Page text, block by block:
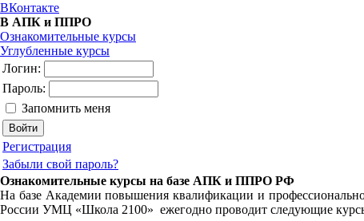
ВКонтакте
В АПК и ППРО
Ознакомительные курсы
Углубленные курсы
Логин:
Пароль:
Запомнить меня
Регистрация
Забыли свой пароль?
Ознакомительные курсы на базе АПК и ППРО РФ
На базе Академииповышения квалификации и
России УМЦ «Школа 2100» ежегодно проводит следующие